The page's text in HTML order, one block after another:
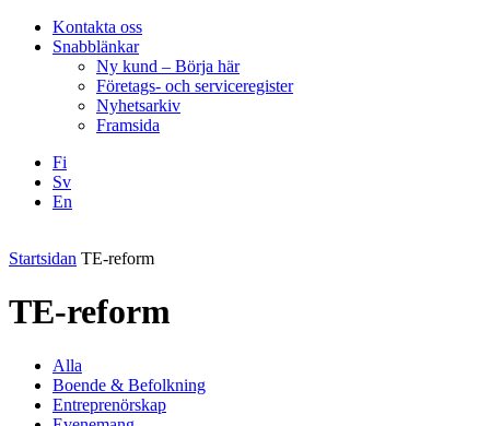
Kontakta oss
Snabblänkar
Ny kund – Börja här
Företags- och serviceregister
Nyhetsarkiv
Framsida
Fi
Sv
En
Startsidan TE-reform
TE-reform
Alla
Boende & Befolkning
Entreprenörskap